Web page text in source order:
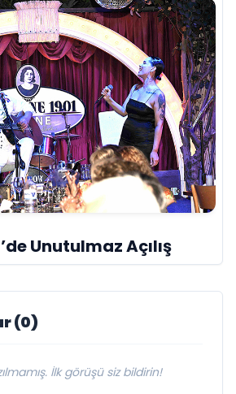
Unutulmaz Açılış
(0)
İlk görüşü siz bildirin!